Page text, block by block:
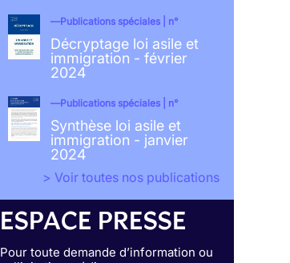
Publications spéciales | n°
Décryptage loi asile et
immigration - février
2024
Publications spéciales | n°
Synthèse loi asile et
immigration - janvier
2024
> Voir toutes nos publications
ESPACE PRESSE
Pour toute demande d’information ou